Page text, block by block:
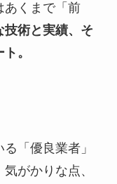
あくまで「前
技術と実績、そ
。
「優良業者」
がかりな点、